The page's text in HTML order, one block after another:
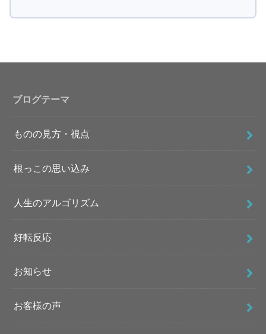
ブログテーマ
ものの見方・視点
根っこの思い込み
人生のアルゴリズム
好転反応
お知らせ
お客様の声